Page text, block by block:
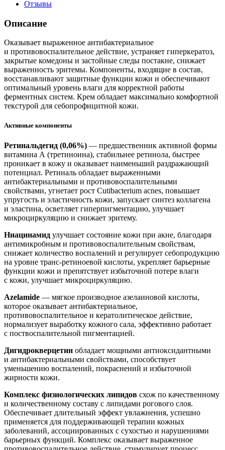
Отзывы
Описание
Оказывает выраженное антибактериальное
и противовоспалительное действие, устраняет гиперкератоз,
закрытые комедоны и застойные следы постакне, снижает
выраженность эритемы. Компоненты, входящие в состав,
восстанавливают защитные функции кожи и обеспечивают
оптимальный уровень влаги для корректной работы
ферментных систем. Крем обладает максимально комфортной
текстурой для себопрофицитной кожи.
Активные компоненты
Ретинальдегид (0,06%) — предшественник активной формы
витамина А (третиноина), стабильнее ретинола, быстрее
проникает в кожу и оказывает наименьший раздражающий
потенциал. Ретиналь обладает выраженными
антибактериальными и противовоспалительными
свойствами, угнетает рост Cutibacterium acnes, повышает
упругость и эластичность кожи, запускает синтез коллагена
и эластина, осветляет гиперпигментацию, улучшает
микроциркуляцию и снижает эритему.
Ниацинамид улучшает состояние кожи при акне, благодаря
антимикробным и противовоспалительным свойствам,
снижает количество воспалений и регулирует себопродукцию
на уровне транс-ретиноевой кислоты, укрепляет барьерные
функции кожи и препятствует избыточной потере влаги
с кожи, улучшает микроциркуляцию.
Azelamide — мягкое производное азелаиновой кислоты,
которое оказывает антибактериальное,
противовоспалительное и кератолитическое действие,
нормализует выработку кожного сала, эффективно работает
с поствоспалительной пигментацией.
Дигидрокверцетин обладает мощными антиоксидантными
и антибактериальными свойствами, способствует
уменьшению воспалений, покраснений и избыточной
жирности кожи.
Комплекс физиологических липидов схож по качественному
и количественному составу с липидами рогового слоя.
Обеспечивает длительный эффект увлажнения, успешно
применяется для поддерживающей терапии кожных
заболеваний, ассоциированных с сухостью и нарушениями
барьерных функций. Комплекс оказывает выраженное